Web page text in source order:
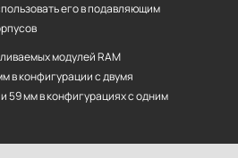
его в подавляющим
модулей RAM
в конфигурации с двумя
59 мм в конфигурациях с одним